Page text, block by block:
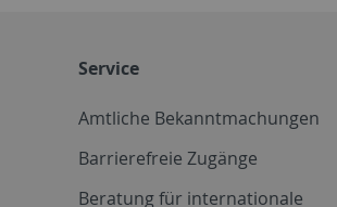
Service
Amtliche Bekanntmachungen
Barrierefreie Zugänge
Beratung für internationale